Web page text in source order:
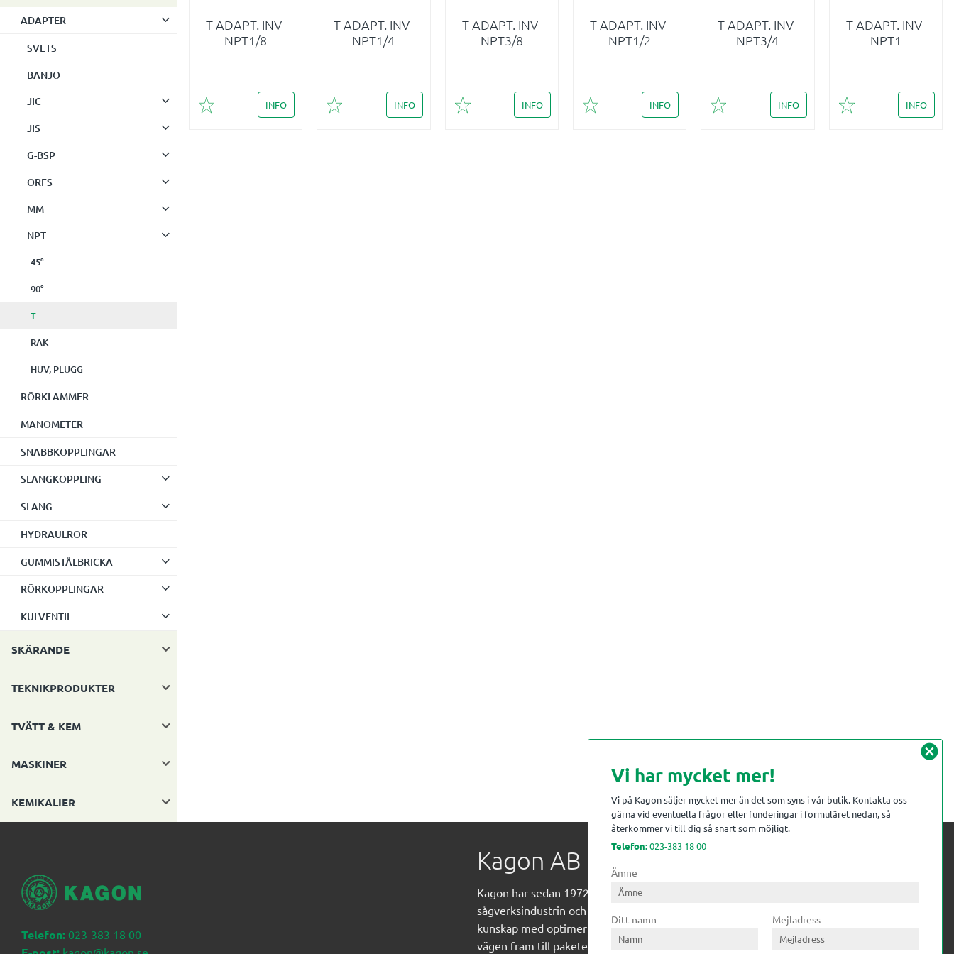
T-ADAPT. INV-
NPT1/8
Lägg till i favoriter
INFO
T-ADAPT. INV-
NPT1/4
Lägg till i favoriter
INFO
T-ADAPT. INV-
NPT3/8
Lägg till i favoriter
INFO
T-ADAPT. INV-
NPT1/2
Lägg till i favoriter
INFO
T-ADAPT. INV-
NPT3/4
Lägg till i favoriter
INFO
T-ADAPT. INV-
NPT1
Lägg till i favoriter
INFO
ADAPTER
SVETS
BANJO
JIC
JIS
G-BSP
ORFS
MM
NPT
45°
90°
T
RAK
HUV, PLUGG
RÖRKLAMMER
MANOMETER
SNABBKOPPLINGAR
SLANGKOPPLING
SLANG
HYDRAULRÖR
GUMMISTÅLBRICKA
RÖRKOPPLINGAR
KULVENTIL
SKÄRANDE
TEKNIKPRODUKTER
TVÄTT & KEM
MASKINER
KEMIKALIER
Telefon: 023-383 18 00
Kagon AB
Kagon har sedan 1972 levererat kompetens till
sågverksindustrin och övrig industri. Till träindustrin tillför vi
kunskap med optimeringslösningar från timmerplanen hela
vägen fram till paketering/emballering och till övrig industri
cancel
Vi har mycket mer!
Vi på Kagon säljer mycket mer än det som syns i vår butik. Kontakta oss
gärna vid eventuella frågor eller funderingar i formuläret nedan, så
återkommer vi till dig så snart som möjligt.
Telefon:023-383 18 00
Ämne
Ditt namn Mejladress